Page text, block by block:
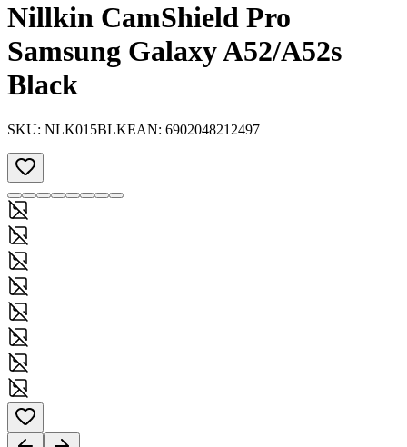
Nillkin CamShield Pro
Samsung Galaxy A52/A52s
Black
SKU: NLK015BLKEAN: 6902048212497